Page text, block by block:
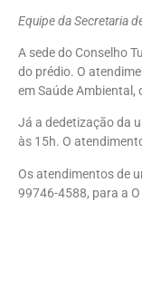
Equipe da Secretaria
A sede do Conselho
do prédio. O
em Saúde Ambiental,
Já a dedetização da
às 15h. O
Os atendimentos de
99746-4588, para a